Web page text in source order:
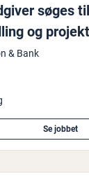
søges
og
& Bank
Se jobbet